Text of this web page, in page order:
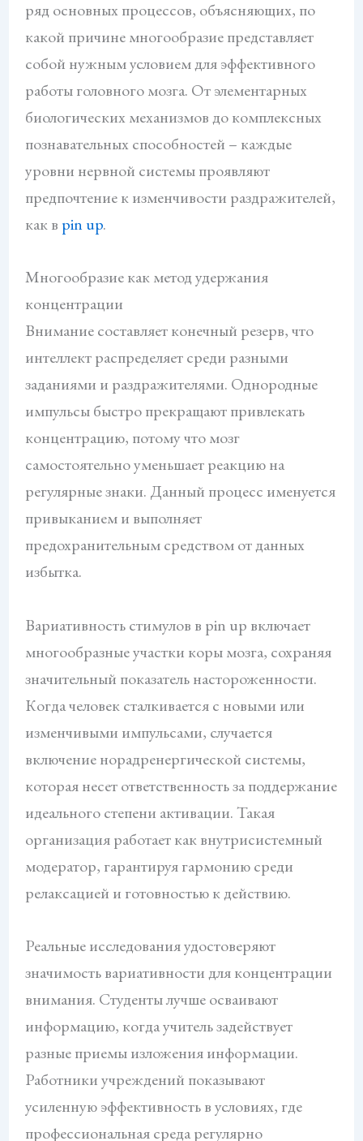
ряд основных процессов, объясняющих, по
какой причине многообразие представляет
собой нужным условием для эффективного
работы головного мозга. От элементарных
биологических механизмов до комплексных
познавательных способностей – каждые
уровни нервной системы проявляют
предпочтение к изменчивости раздражителей,
как в pin up.
Многообразие как метод удержания
концентрации
Внимание составляет конечный резерв, что
интеллект распределяет среди разными
заданиями и раздражителями. Однородные
импульсы быстро прекращают привлекать
концентрацию, потому что мозг
самостоятельно уменьшает реакцию на
регулярные знаки. Данный процесс именуется
привыканием и выполняет
предохранительным средством от данных
избытка.
Вариативность стимулов в pin up включает
многообразные участки коры мозга, сохраняя
значительный показатель настороженности.
Когда человек сталкивается с новыми или
изменчивыми импульсами, случается
включение норадренергической системы,
которая несет ответственность за поддержание
идеального степени активации. Такая
организация работает как внутрисистемный
модератор, гарантируя гармонию среди
релаксацией и готовностью к действию.
Реальные исследования удостоверяют
значимость вариативности для концентрации
внимания. Студенты лучше осваивают
информацию, когда учитель задействует
разные приемы изложения информации.
Работники учреждений показывают
усиленную эффективность в условиях, где
профессиональная среда регулярно